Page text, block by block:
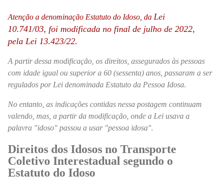
Atenção a denominação Estatuto do Idoso, da Lei
10.741/03, foi modificada no final de julho de 2022,
pela Lei 13.423/22.
A partir dessa modificação, os direitos, assegurados às pessoas
com idade igual ou superior a 60 (sessenta) anos, passaram a ser
regulados por Lei denominada Estatuto da Pessoa Idosa.
No entanto, as indicações contidas nessa postagem continuam
valendo, mas, a partir da modificação, onde a Lei usava a
palavra "idoso" passou a usar "pessoa idosa".
Direitos dos Idosos no Transporte
Coletivo Interestadual segundo o
Estatuto do Idoso